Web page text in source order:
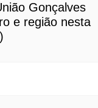
Gonçalves
e região nesta